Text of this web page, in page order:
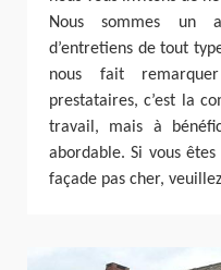
Nous sommes un
d’entretiens de tout
nous fait
prestataires, c’est la
travail, mais à
abordable. Si vous
façade pas cher,